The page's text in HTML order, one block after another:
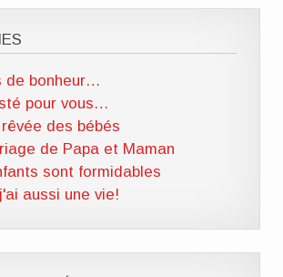
de bonheur…
pour vous…
des bébés
de Papa et Maman
sont formidables
aussi une vie!